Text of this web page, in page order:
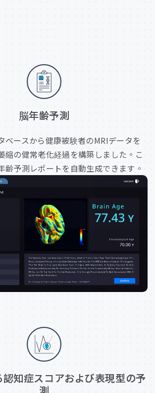
脳年齢予測
ベースから健康被験者のMRIデータを
縮の健常老化経過を構築しました。こ
齢予測レポートを自動生成できます。
認知症ス コアおよび表現型の予
測